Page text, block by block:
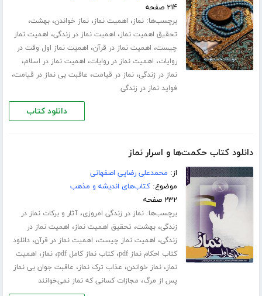
۲۱۴ صفحه
برچسب‌ها:نماز، اهمیت نماز،نماز خواندن،بهشت،
تحقیق اهمیت نماز، اهمیت نماز در زندگی، اهمیت نماز
چیست، اهمیت نماز در قرآن، اهمیت نماز اول وقت در
روایات، اهمیت نماز در روایات، اهمیت نماز در اسلام،
نماز در زندگی،نماز در قیامت، عاقبت بی نماز در قیامت،
فواید نماز در زندگی
دانلود کتاب
دانلود کتاب حکمت‌ها و اسرار نماز
از: محمدعلی رضایی اصفهانی
موضوع:کتاب‌های اندیشه و مذهب
۲۳۲ صفحه
برچسب‌ها:نماز در زندگی امروزی،آثار و برکات نماز در
زندگی،بهشت، تحقیق اهمیت نماز، اهمیت نماز در
زندگی، اهمیت نماز چیست، اهمیت نماز در قرآن،دانلود
کتاب احکام نماز pdf
،کتاب نماز کامل pdf ،نماز، اهمیت
نماز،نماز خواندن، عذاب ترک نماز، عاقبت جوان بی نماز
پس از مرگ، مجازات کسانی که نماز نمی‌خوانند